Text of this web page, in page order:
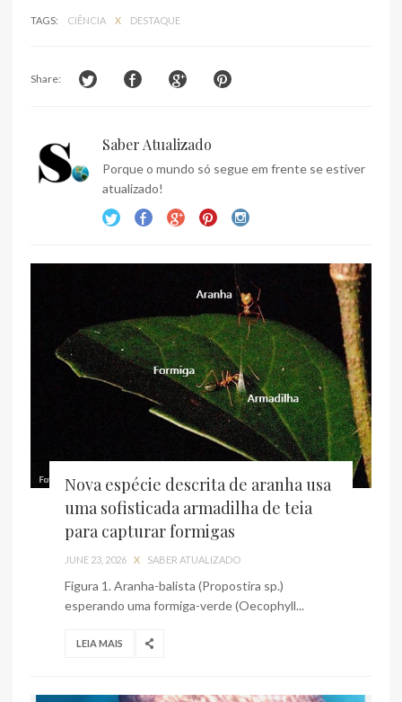
TAGS: CIÊNCIA X DESTAQUE
Share:
Saber Atualizado
Porque o mundo só segue em frente se estiver
atualizado!
Nova espécie descrita de aranha usa
uma sofisticada armadilha de teia
para capturar formigas
JUNE 23, 2026 X SABER ATUALIZADO
Figura 1. Aranha-balista (Propostira sp.)
esperando uma formiga-verde (Oecophyll...
LEIA MAIS